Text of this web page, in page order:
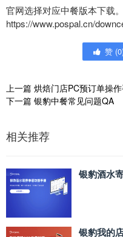
官网选择对应中餐版本下载
https://www.pospal.cn/
赞 (0
上一篇 烘焙门店PC预订单操
下一篇 银豹中餐常见问题QA
相关推荐
银豹酒水
银豹我的